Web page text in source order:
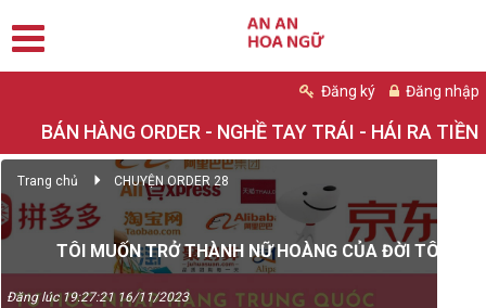
Đăng ký Đăng nhập
BÁN HÀNG ORDER - NGHỀ TAY TRÁI - HÁI RA TIỀN
Trang chủ CHUYỆN ORDER 28
TÔI MUỐN TRỞ THÀNH NỮ HOÀNG CỦA ĐỜI TÔI
Đăng lúc 19:27:21 16/11/2023